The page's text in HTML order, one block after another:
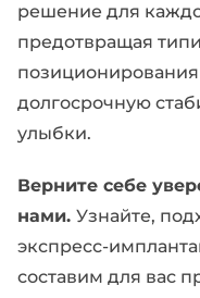
решение для
предотвращая
долгосрочную
улыбки.
Верните себе
нами. Узнайте,
экспресс-
составим для вас